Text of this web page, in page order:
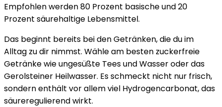
Empfohlen werden 80 Prozent basische und 20
Prozent säurehaltige Lebensmittel.
Das beginnt bereits bei den Getränken, die du im
Alltag zu dir nimmst. Wähle am besten zuckerfreie
Getränke wie ungesüßte Tees und Wasser oder das
Gerolsteiner Heilwasser. Es schmeckt nicht nur frisch,
sondern enthält vor allem viel Hydrogencarbonat, das
säureregulierend wirkt.